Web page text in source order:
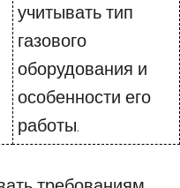
учитывать тип
газового
оборудования и
особенности его
работы.